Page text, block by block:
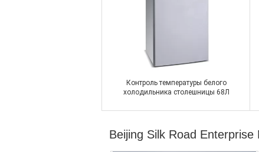
Контроль температуры белого
холодильника столешницы 68Л
Beijing Silk Road